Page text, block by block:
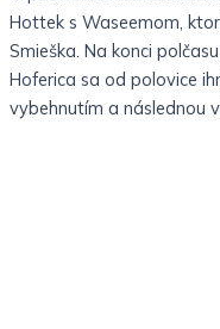
Hottek s Waseemom,
Smieška. Na konci
Hoferica sa od polovice
vybehnutím a následnou